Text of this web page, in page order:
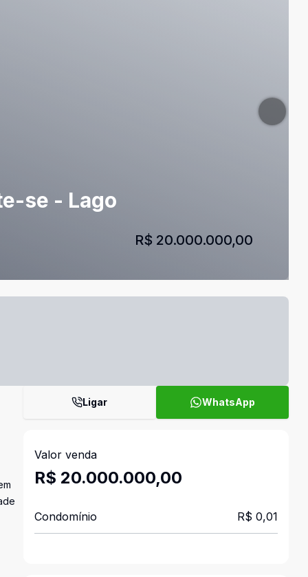
se - Lago
R$ 20.000.000,00
Ligar WhatsApp
Valor venda
R$ 20.000.000,00
Condomínio R$ 0,01